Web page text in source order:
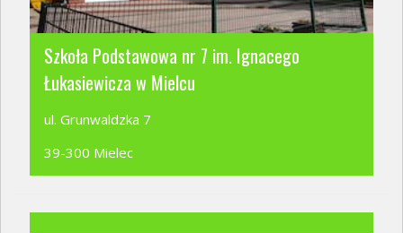
Szkoła Podstawowa nr 7 im. Ignacego
Łukasiewicza w Mielcu
ul. Grunwaldzka 7
39-300 Mielec